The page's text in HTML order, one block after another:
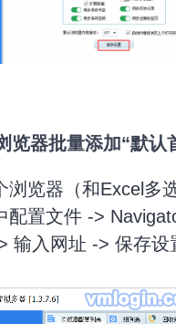
览器批量添加“默认
浏览器（和Excel多
配置文件 ->
输入网址 -> 保存设